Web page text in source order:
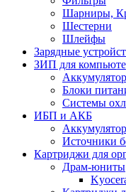
Шарниры,
Шестерни
Шлейфы
Зарядные
ЗИП для
Блоки
Системы
ИБП и АКБ
Источники
Картриджи для
Драм-юниты